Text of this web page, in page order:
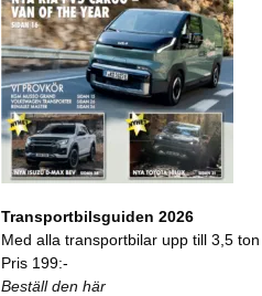
Transportbilsguiden 2026
Med alla transportbilar upp till 3,5 ton
Pris 199:-
Beställ den här